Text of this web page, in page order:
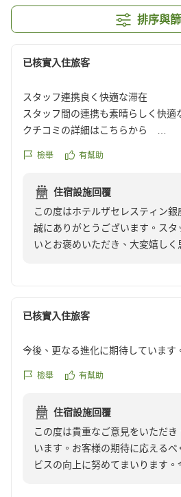
排序與
已核實入住旅客
スタッフ連携良く快適な滞在
スタッフ間の連携も素晴らしく快適
クチコミの詳細はこちらから
reviewId=33123477689073
檢舉 有幫助
住宿設施回覆
この度はホテルザセレスティン銀
誠にありがとうございます。ス
いとお褒めいただき、大変嬉しく
宿泊支配人
已核實入住旅客
今後、更なる進化に期待しています
檢舉 有幫助
住宿設施回覆
この度は貴重なご意見をいただ
います。お客様の期待に応える
ビスの向上に努めてまいります。